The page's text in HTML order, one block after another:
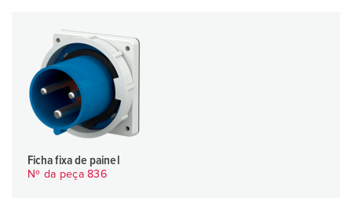
Ficha fixa de painel
Nº da peça 836